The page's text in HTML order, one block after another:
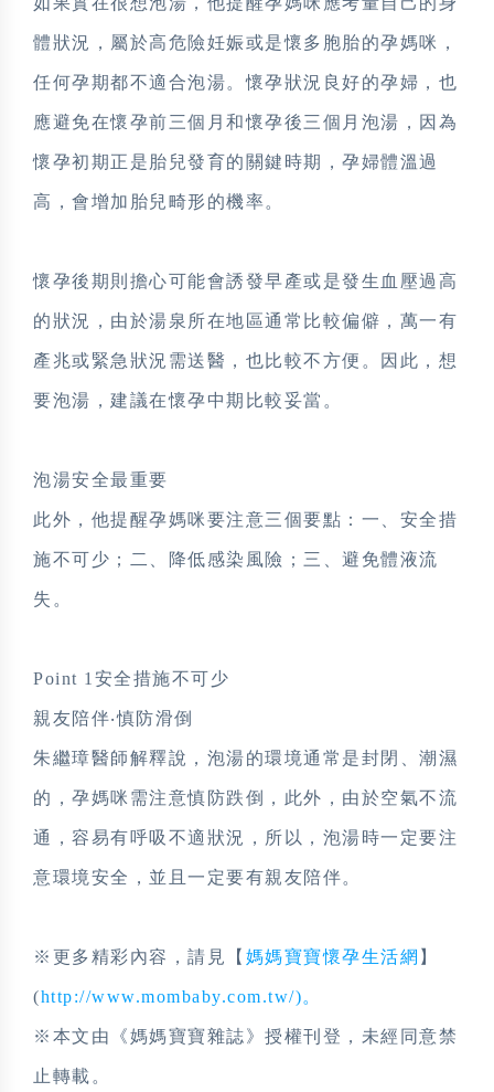
體狀況，屬於高危險妊娠或是懷多胞胎的孕媽咪，
任何孕期都不適合泡湯。懷孕狀況良好的孕婦，也
應避免在懷孕前三個月和懷孕後三個月泡湯，因為
懷孕初期正是胎兒發育的關鍵時期，孕婦體溫過
高，會增加胎兒畸形的機率。
懷孕後期則擔心可能會誘發早產或是發生血壓過高
的狀況，由於湯泉所在地區通常比較偏僻，萬一有
產兆或緊急狀況需送醫，也比較不方便。因此，想
要泡湯，建議在懷孕中期比較妥當。
泡湯安全最重要
此外，他提醒孕媽咪要注意三個要點：一、安全措
施不可少；二、降低感染風險；三、避免體液流
失。
Point 1 安全措施不可少
親友陪伴‧慎防滑倒
朱繼璋醫師解釋說，泡湯的環境通常是封閉、潮濕
的，孕媽咪需注意慎防跌倒，此外，由於空氣不流
通，容易有呼吸不適狀況，所以，泡湯時一定要注
意環境安全，並且一定要有親友陪伴。
※更多精彩內容，請見【 媽媽寶寶懷孕生活網 】
(http://www.mombaby.com.tw/)。
※本文由《媽媽寶寶雜誌》授權刊登，未經同意禁
止轉載。